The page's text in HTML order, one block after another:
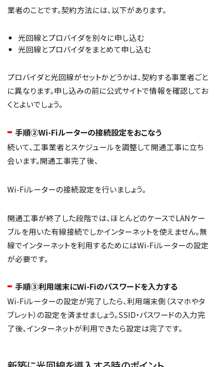
業者のことです。契約方法には、以下があります。
光回線とプロバイダを別々に申し込む
光回線とプロバイダをまとめて申し込む
プロバイダと光回線がセットかどうかは、契約する事業者ごと
に異なります。申し込みの前に公式サイトで情報を確認してお
くとよいでしょう。
手順②Wi-Fiルーターの接続設定をおこなう
続いて、工事業者とスケジュールを調整して開通工事に立ち
会います。開通工事完了後、
Wi-Fiルーターの接続設定を行いましょう。
開通工事が終了した段階では、ほとんどのケースでLANケー
ブルを用いた有線接続でしかインターネットを使えません。無
線でインターネットを利用するためにはWi-Fiルーターの設定
が必要です。
手順③利用端末にWi-Fiのパスワードを入力する
Wi-Fiルーターの設定が完了したら、利用端末側（スマホやタ
ブレット）の設定を済ませましょう。SSID・パスワードの入力完
了後、インターネットが利用できたら設定は完了です。